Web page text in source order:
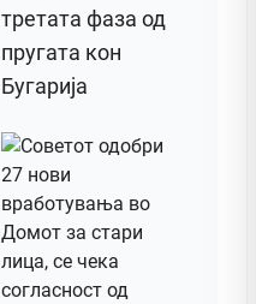
третата фаза од
пругата кон
Бугарија